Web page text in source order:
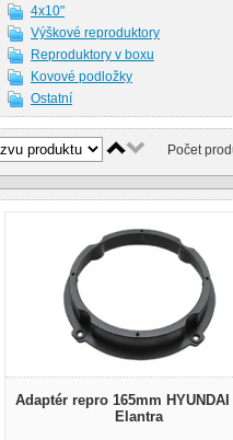
4x10"
Výškové reproduktory
Reproduktory v boxu
Kovové podložky
Ostatní
Počet
Adaptér repro 165mm
Elantra